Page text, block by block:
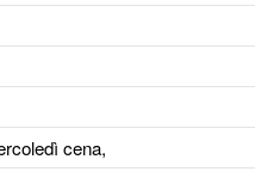
cena,